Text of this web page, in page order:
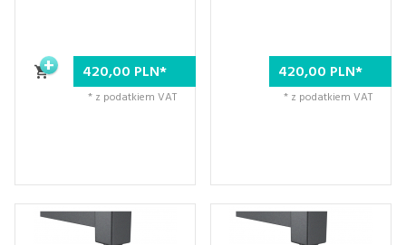
420,00 PLN*
* z podatkiem VAT
420,00 PLN*
* z podatkiem VAT